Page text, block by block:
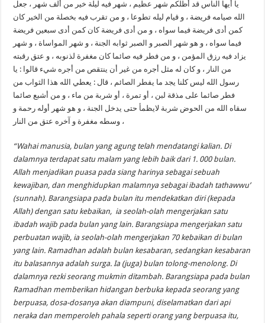
يا أيها الناس قد أظلكم شهر عظيم ، شهر فيه ليلة خير من ألف شهر ، جعل
الله صيامه فريضة ، و قيام ليله تطوعا ، و من تقرب فيه بخصلة من الخير كان
كمن أدى فريضة فيما سواه ، و من أدى فريضة كان كمن أدى سبعين فريضة
فيما سواه ، و هو شهر الصبر و الصبر ثوابه الجنة ، و شهر المواساة ، و شهر
يزاد فيه رزق المؤمن ، و من فطر فيه صائما كان مغفرة لذنوبه ، و عتق رقبته
من النار ، و كان له مثل أجره من غير أن ينتقص من أجره شيء قالوا : يا
رسول الله ليس كلنا يجد ما يفطر الصائم ، قال : يعطي الله هذا الثواب من
فطر صائما على مذقة لبن ، أو تمرة ، أو شربة من ماء ، و من أشبع صائما
سقاه الله من الحوض شربة لايظمأ حتى يدخل الجنة ، و هو شهر أوله رحمة و
وسطه مغفرة و آخره عتق من النار ،
“Wahai manusia, bulan yang agung telah mendatangi kalian. Di
dalamnya terdapat satu malam yang lebih baik dari 1. 000 bulan.
Allah menjadikan puasa pada siang harinya sebagai sebuah
kewajiban, dan menghidupkan malamnya sebagai ibadah tathawwu’
(sunnah). Barangsiapa pada bulan itu mendekatkan diri (kepada
Allah) dengan satu kebaikan, ia seolah-olah mengerjakan satu
ibadah wajib pada bulan yang lain. Barangsiapa mengerjakan satu
perbuatan wajib, ia seolah-olah mengerjakan 70 kebaikan di bulan
yang lain. Ramadhan adalah bulan kesabaran, sedangkan kesabaran
itu balasannya adalah surga. Ia (juga) bulan tolong-menolong. Di
dalamnya rezki seorang mukmin ditambah. Barangsiapa pada bulan
Ramadhan memberikan hidangan berbuka kepada seorang yang
berpuasa, dosa-dosanya akan diampuni, diselamatkan dari api
neraka dan memperoleh pahala seperti orang yang berpuasa itu,